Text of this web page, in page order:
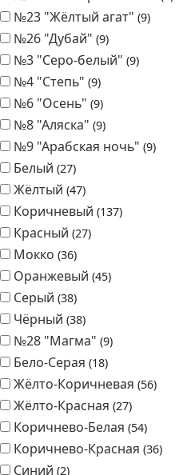
№2 "Янтарь" 9
№20 "Кармен"
№21 "Агат коричневый"
№22 "Агат оранжевый"
№23 "Жёлтый агат"
№26 "Дубай" 9
№3 "Серо-белый" 9
№4 "Степь"
№6 "Осень"
№8 "Аляска" 9
№9 "Арабская ночь"
Белый 27
Жёлтый 47
Коричневый
Красный 27
Мокко 36
Оранжевый 45
Серый 38
Чёрный 38
№28 "Магма" 9
Бело-Серая 18
Жёлто-Коричневая